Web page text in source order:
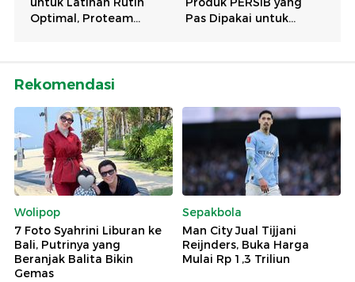
Rekomendasi
Wolipop
7 Foto Syahrini Liburan ke
Bali, Putrinya yang
Beranjak Balita Bikin
Gemas
Sepakbola
Man City Jual Tijjani
Reijnders, Buka Harga
Mulai Rp 1,3 Triliun